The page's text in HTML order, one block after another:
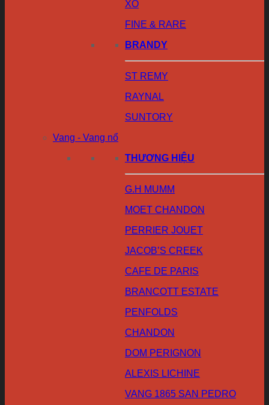
XO
FINE & RARE
BRANDY
ST REMY
RAYNAL
SUNTORY
Vang - Vang nổ
THƯƠNG HIỆU
G.H MUMM
MOET CHANDON
PERRIER JOUET
JACOB’S CREEK
CAFE DE PARIS
BRANCOTT ESTATE
PENFOLDS
CHANDON
DOM PERIGNON
ALEXIS LICHINE
VANG 1865 SAN PEDRO